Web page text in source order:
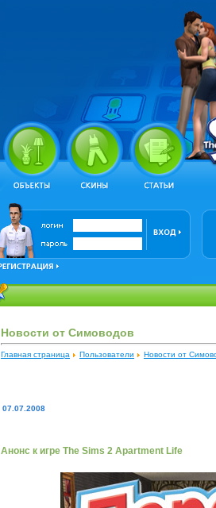
Новости от Симоводов
Главная страница Пользователи Новости от
07.07.2008
Анонс к игре The Sims 2 Apartment Life